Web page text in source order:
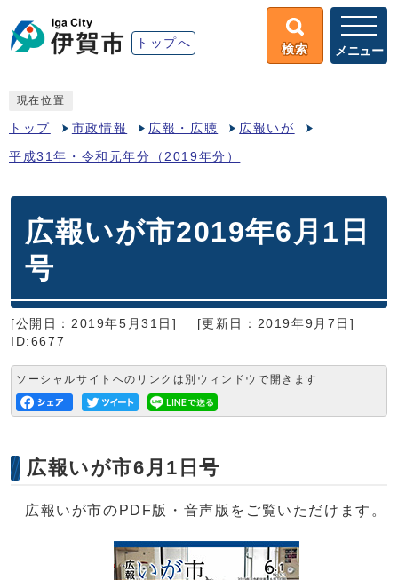
トップへ 検索 メニュー
現在位置
トップ 市政情報 広報・広聴 広報いが
平成31年・令和元年分（2019年分）
広報いが市2019年6月1日
号
[公開日：2019年5月31日]
[更新日：2019年9月7日]
ID:6677
ソーシャルサイトへのリンクは別ウィンドウで開きます
広報いが市6月1日号
広報いが市のPDF版・音声版をご覧いただけます。